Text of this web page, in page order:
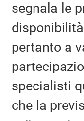
segnala le
pertanto a
specialisti
che la